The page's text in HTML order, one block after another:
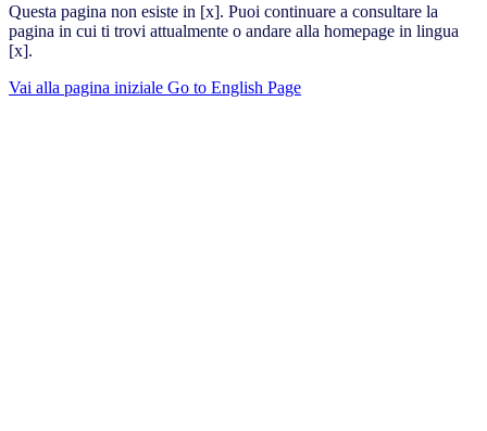
Questa pagina non esiste in [x]. Puoi continuare a consultare la
pagina in cui ti trovi attualmente o andare alla homepage in lingua
[x].
Vai alla pagina iniziale Go to English Page